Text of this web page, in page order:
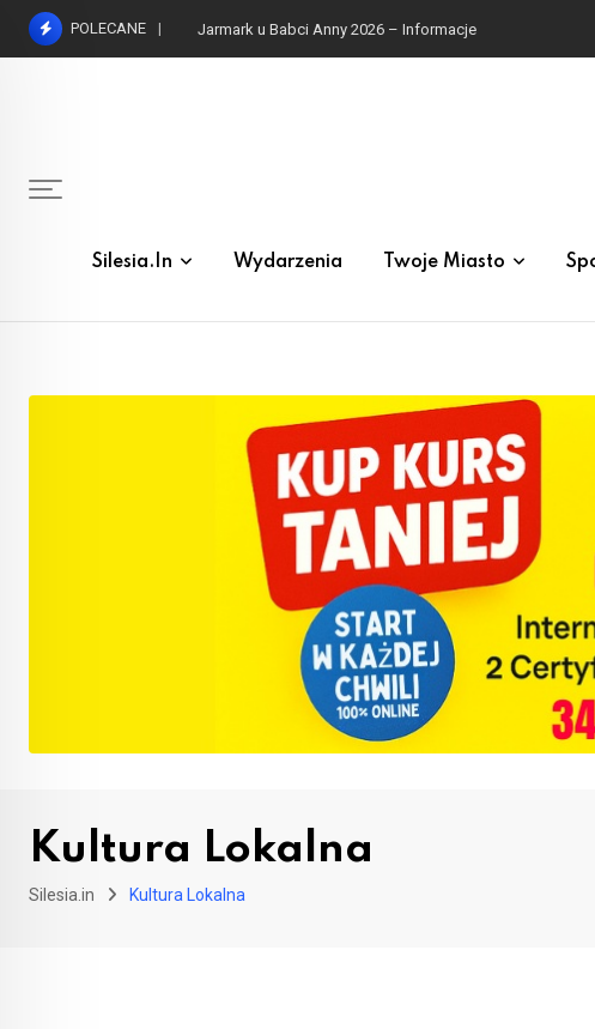
Skip
POLECANE
Silesia.in Wydarzenia Twoje Miasto
Kultura Lokalna
Silesia.in Kultura Lokalna